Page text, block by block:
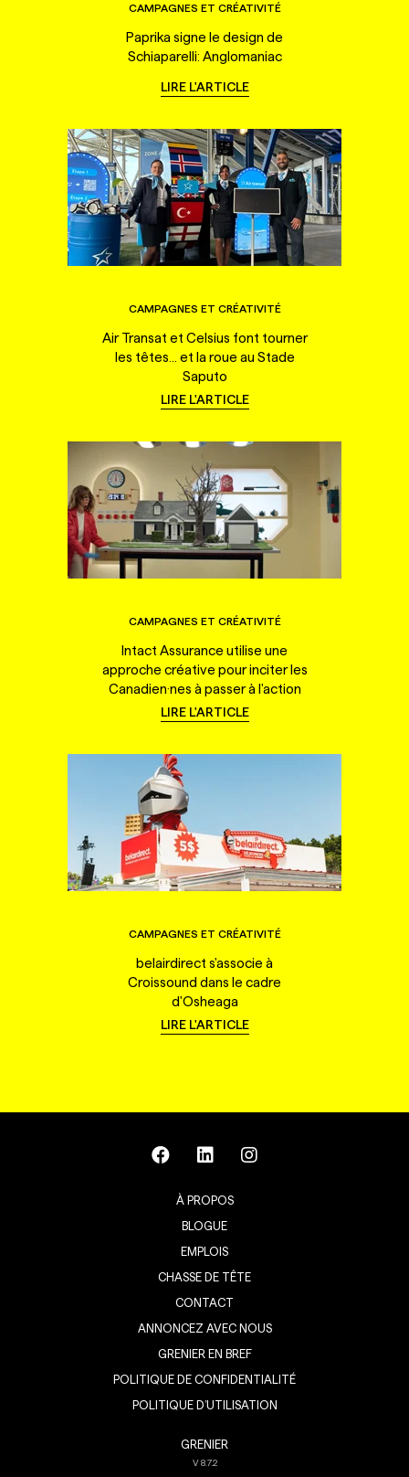
CAMPAGNES ET CRÉATIVITÉ
Paprika signe le design de
Schiaparelli: Anglomaniac
LIRE L'ARTICLE
CAMPAGNES ET CRÉATIVITÉ
Air Transat et Celsius font tourner
les têtes... et la roue au Stade
Saputo
LIRE L'ARTICLE
CAMPAGNES ET CRÉATIVITÉ
Intact Assurance utilise une
approche créative pour inciter les
Canadien·nes à passer à l'action
LIRE L'ARTICLE
CAMPAGNES ET CRÉATIVITÉ
belairdirect s'associe à
Croissound dans le cadre
d'Osheaga
LIRE L'ARTICLE
À PROPOS
BLOGUE
EMPLOIS
CHASSE DE TÊTE
CONTACT
ANNONCEZ AVEC NOUS
GRENIER EN BREF
POLITIQUE DE CONFIDENTIALITÉ
POLITIQUE D’UTILISATION
GRENIER
V8.7.2